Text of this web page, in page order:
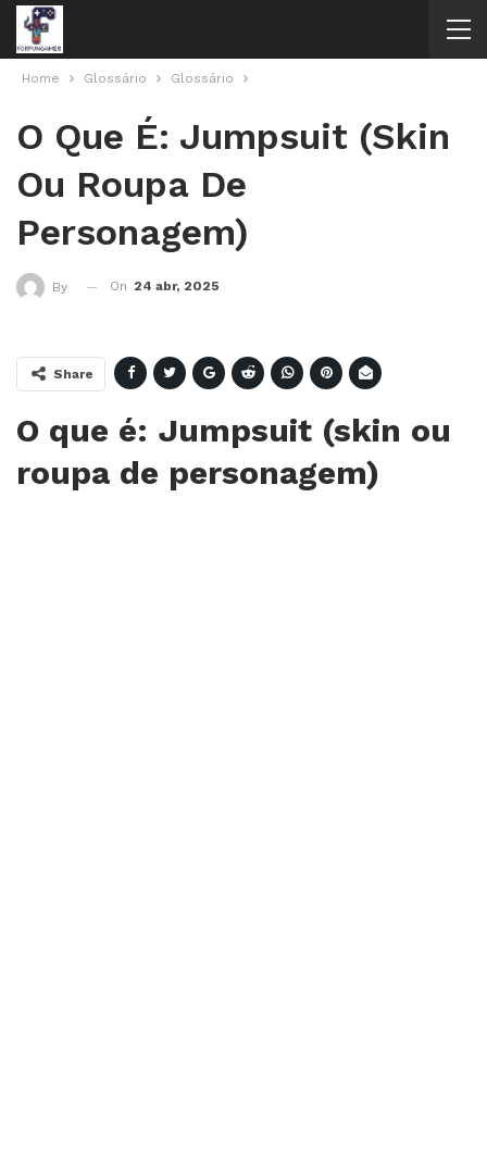
Home Glossário Glossário
O Que É: Jumpsuit (skin
Ou Roupa De
Personagem)
By On 24 abr, 2025
Share
O que é: Jumpsuit (skin ou
roupa de personagem)